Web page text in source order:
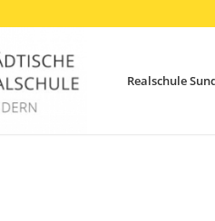
Realschule